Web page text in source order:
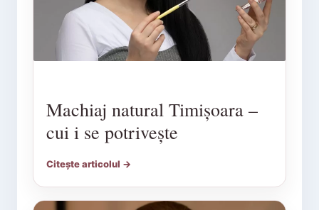
Machiaj natural Timișoara –
cui i se potrivește
Citește articolul →